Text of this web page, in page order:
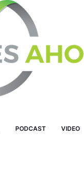
PODCAST VIDEO